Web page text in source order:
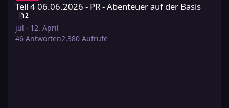
Teil 4 06.06.2026 - PR - Abenteuer auf der Basis
2
jul · 12. April
46 Antworten2.380 Aufrufe